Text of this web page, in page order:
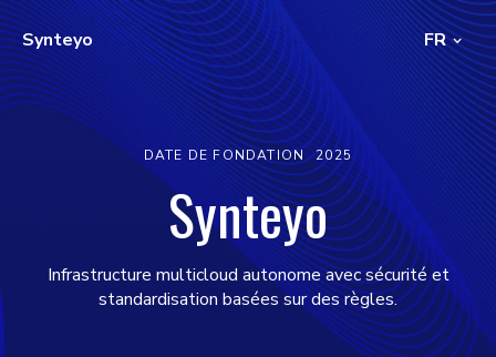
Synteyo FR
DATE DE FONDATION 2025
Synteyo
Infrastructure multicloud autonome avec sécurité et
standardisation basées sur des règles.